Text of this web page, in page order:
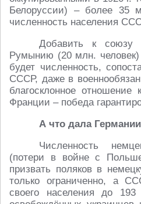
Белоруссии) – более 35
численность населения
Добавить к союзу
Румынию (20 млн.
будет численность,
СССР, даже в
благосклонное
Франции – победа
А что дала
Численность
(потери в войне с
призвать поляков в
только ограниченно, а
своего населения до